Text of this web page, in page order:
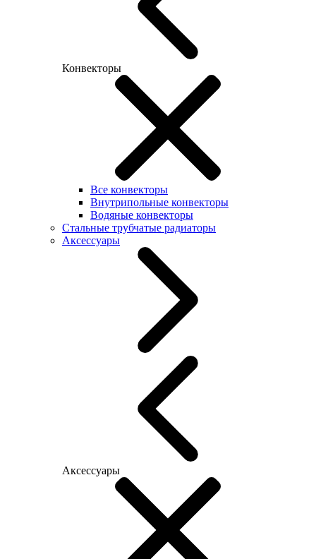
Конвекторы
Все конвекторы
Внутрипольные конвекторы
Водяные конвекторы
Стальные трубчатые радиаторы
Аксессуары
Аксессуары